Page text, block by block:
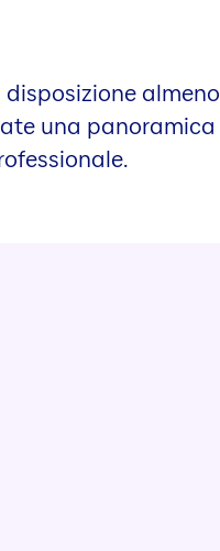
almeno
una panoramica